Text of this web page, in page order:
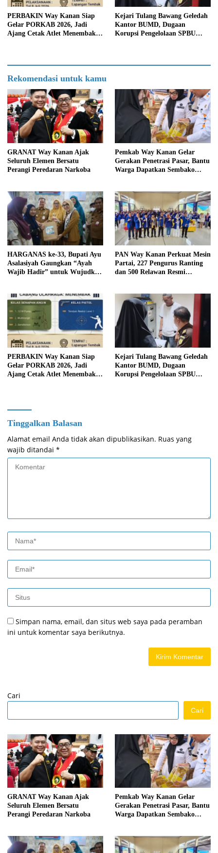
PERBAKIN Way Kanan Siap
Gelar PORKAB 2026, Jadi
Ajang Cetak Atlet Menembak
Kejari Tulang Bawang Geledah
Kantor BUMD, Dugaan
Korupsi Pengelolaan SPBU
Rekomendasi untuk kamu
GRANAT Way Kanan Ajak
Seluruh Elemen Bersatu
Perangi Peredaran Narkoba
Pemkab Way Kanan Gelar
Gerakan Penetrasi Pasar, Bantu
Warga Dapatkan Sembako
HARGANAS ke-33, Bupati Ayu
Asalasiyah Gaungkan “Ayah
Wajib Hadir” untuk Wujudkan
PAN Way Kanan Perkuat Mesin
Partai, 227 Pengurus Ranting
dan 500 Relawan Resmi
PERBAKIN Way Kanan Siap
Gelar PORKAB 2026, Jadi
Ajang Cetak Atlet Menembak
Kejari Tulang Bawang Geledah
Kantor BUMD, Dugaan
Korupsi Pengelolaan SPBU
Tinggalkan Balasan
Alamat email Anda tidak akan dipublikasikan. Ruas yang
wajib ditandai *
Simpan nama, email, dan situs web saya pada peramban
ini untuk komentar saya berikutnya.
Cari
Cari
GRANAT Way Kanan Ajak
Seluruh Elemen Bersatu
Perangi Peredaran Narkoba
Pemkab Way Kanan Gelar
Gerakan Penetrasi Pasar, Bantu
Warga Dapatkan Sembako